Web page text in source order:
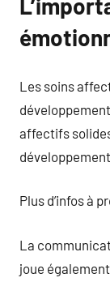
Les soins
affectifs
Plus d’infos à
La
joue